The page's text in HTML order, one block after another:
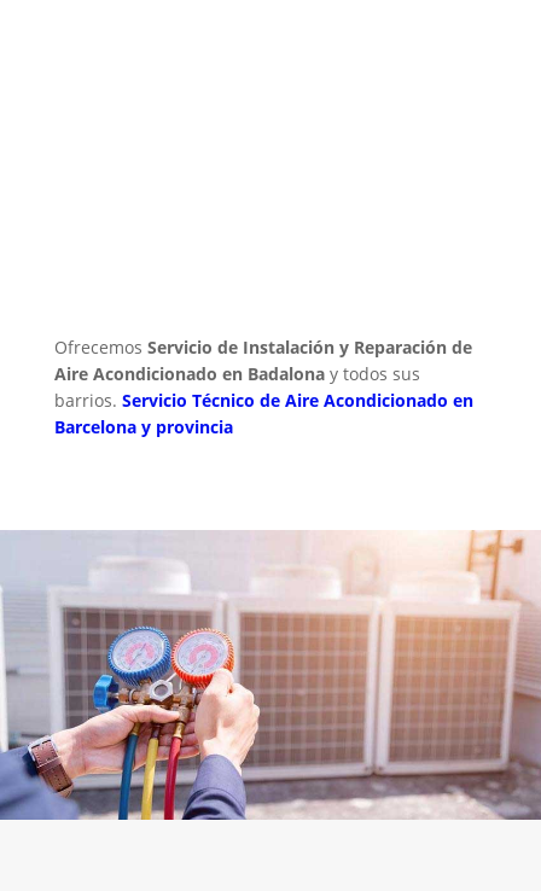
Ofrecemos Servicio de Instalación y Reparación de
Aire Acondicionado en Badalonay todos sus
barrios. Servicio Técnico de Aire Acondicionado en
Barcelona y provincia